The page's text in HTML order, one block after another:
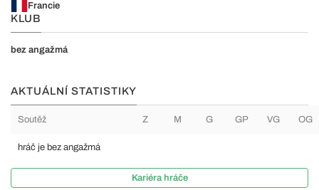
Francie
KLUB
bez angažmá
AKTUÁLNÍ STATISTIKY
Soutěž Z M G GP VG OG
hráč je bez angažmá
Kariéra hráče